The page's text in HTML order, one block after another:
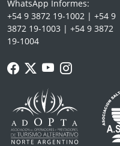
WhatsApp Informes:
+54 9 3872 19-1002 | +54 9
3872 19-1003 | +54 9 3872
19-1004